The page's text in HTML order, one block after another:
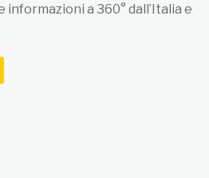
a 360° dall’Italia e